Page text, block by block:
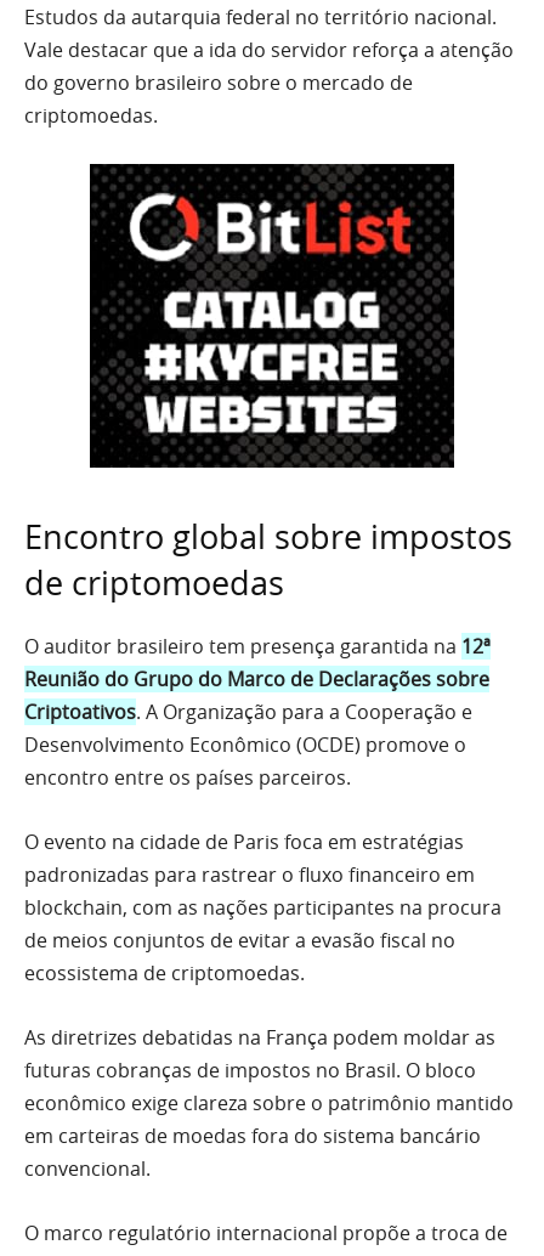
Estudos da autarquia federal no território nacional.
Vale destacar que a ida do servidor reforça a atenção
do governo brasileiro sobre o mercado de
criptomoedas.
Encontro global sobre impostos
de criptomoedas
O auditor brasileiro tem presença garantida na 12ª
Reunião do Grupo do Marco de Declarações sobre
Criptoativos. A Organização para a Cooperação e
Desenvolvimento Econômico (OCDE) promove o
encontro entre os países parceiros.
O evento na cidade de Paris foca em estratégias
padronizadas para rastrear o fluxo financeiro em
blockchain, com as nações participantes na procura
de meios conjuntos de evitar a evasão fiscal no
ecossistema de criptomoedas.
As diretrizes debatidas na França podem moldar as
futuras cobranças de impostos no Brasil. O bloco
econômico exige clareza sobre o patrimônio mantido
em carteiras de moedas fora do sistema bancário
convencional.
O marco regulatório internacional propõe a troca de